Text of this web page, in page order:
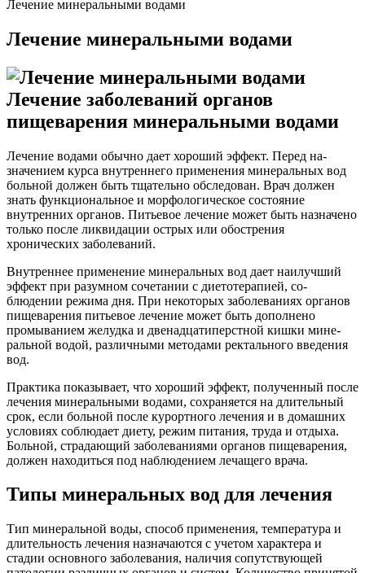
Лечение минеральными водами
Лечение минеральными водами
Лечение заболеваний органов
пищеварения мине­ральными водами
Лечение водами обычно дает хороший эффект. Перед на­
значением курса внутреннего применения мине­ральных вод
больной должен быть тщательно обследован. Врач должен
знать функциональное и морфологическое со­стояние
внутренних органов. Питьевое лечение может быть назначено
только после ликвидации острых или обостре­ния
хронических заболеваний.
Внутреннее применение минеральных вод дает наилуч­ший
эффект при разумном сочетании с диетотерапией, со­
блюдении режима дня. При некоторых заболеваниях орга­нов
пищеварения питьевое лечение может быть дополнено
промыванием желудка и двенадцатиперстной кишки мине­
ральной водой, различными методами ректального введе­ния
вод.
Практика показывает, что хороший эффект, по­лученный после
лечения минеральными водами, сохраняется на длительный
срок, если больной после курортного лече­ния и в домашних
условиях соблюдает диету, режим пита­ния, труда и отдыха.
Больной, страдающий заболеваниями органов пищеварения,
должен находиться под наблюдени­ем лечащего врача.
Типы минеральных вод для лечения
Тип минеральной воды, способ применения, температу­ра и
длительность лечения назначаются с учетом характера и
стадии основного заболевания, наличия сопутствующей